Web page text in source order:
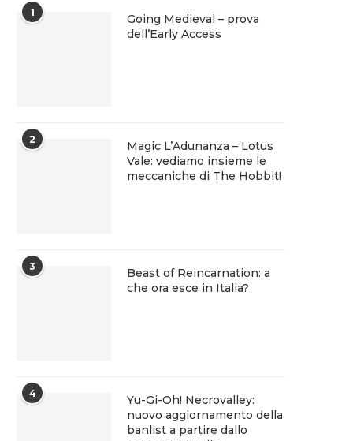
1
Going Medieval – prova
dell’Early Access
2
Magic L’Adunanza – Lotus
Vale: vediamo insieme le
meccaniche di The Hobbit!
3
Beast of Reincarnation: a
che ora esce in Italia?
4
Yu-Gi-Oh! Necrovalley:
nuovo aggiornamento della
banlist a partire dallo